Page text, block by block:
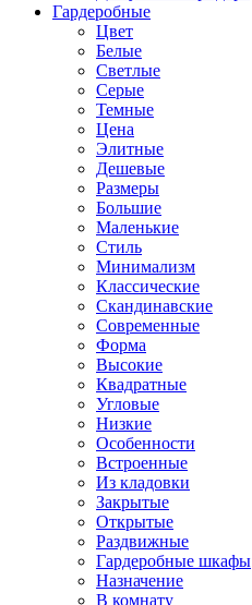
Гардеробные
Цвет
Белые
Светлые
Серые
Темные
Цена
Элитные
Дешевые
Размеры
Большие
Маленькие
Стиль
Минимализм
Классические
Скандинавские
Современные
Форма
Высокие
Квадратные
Угловые
Низкие
Особенности
Встроенные
Из кладовки
Закрытые
Открытые
Раздвижные
Гардеробные шкафы
Назначение
В комнату